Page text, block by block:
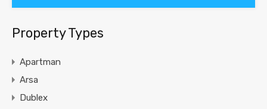
Property Types
Apartman
Arsa
Dublex